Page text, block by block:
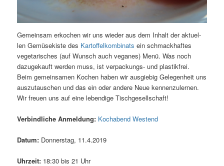
Gemein­sam erko­chen wir uns wie­der aus dem Inhalt der aktu­el­
len Gemü­se­kis­te des Kar­tof­fel­kom­bi­nats ein schmack­haf­tes
vege­ta­ri­sches (auf Wunsch auch vega­nes) Menü. Was noch
dazu­ge­kauft wer­den muss, ist ver­pa­ckungs- und plas­tik­frei.
Beim gemein­sa­men Kochen haben wir aus­gie­big Gele­gen­heit uns
aus­zu­tau­schen und das ein oder ande­re Neue ken­nen­zu­ler­nen.
Wir freu­en uns auf eine leben­di­ge Tischgesellschaft!
Ver­bind­li­che Anmel­dung: Koch­abend Westend
Datum: Don­ners­tag, 11.4.2019
Uhr­zeit: 18:30 bis 21 Uhr